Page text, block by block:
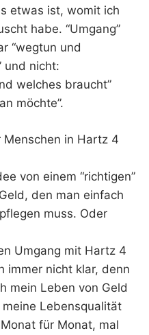
etwas ist, womit ich
habe. “Umgang”
“wegtun und
und nicht:
welches braucht”
möchte”.
in Hartz 4
von einem “richtigen”
den man einfach
muss. Oder
Umgang mit Hartz 4
immer nicht klar, denn
mein Leben von Geld
Lebensqualität
für Monat, mal